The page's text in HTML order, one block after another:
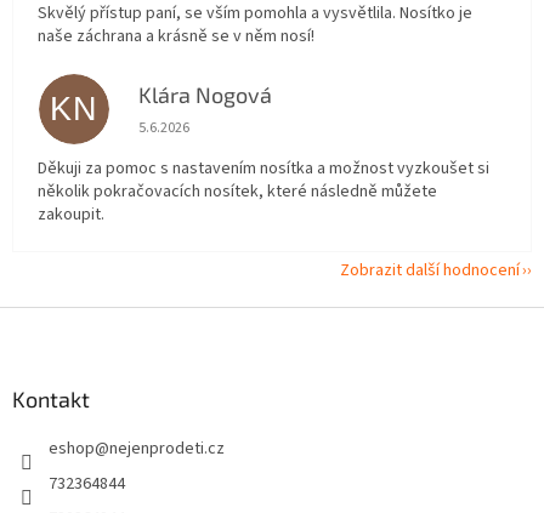
Skvělý přístup paní, se vším pomohla a vysvětlila. Nosítko je
naše záchrana a krásně se v něm nosí!
KN Klára Nogová
Hodnocení obchodu je 5 z 5 hvězdiček.
5.6.2026
Děkuji za pomoc s nastavením nosítka a možnost vyzkoušet si
několik pokračovacích nosítek, které následně můžete
zakoupit.
Zobrazit další hodnocení
Kontakt
eshop@nejenprodeti.cz
732364844